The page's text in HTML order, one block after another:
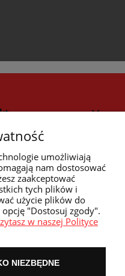
linki
umożliwiają
nam dostosować
zaakceptować
tych plików i
użycie plików do
"Dostosuj zgody".
w naszej Polityce
NIEZBĘDNE